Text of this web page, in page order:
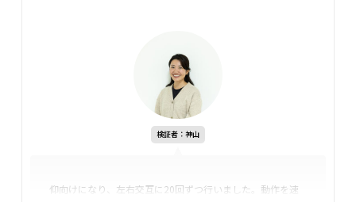
検証者：神山
仰向けになり、左右交互に20回ずつ行いました。動作を速